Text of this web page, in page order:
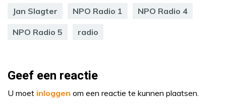
Jan Slagter NPO Radio 1 NPO Radio 4
NPO Radio 5 radio
Geef een reactie
U moet inloggen om een reactie te kunnen plaatsen.